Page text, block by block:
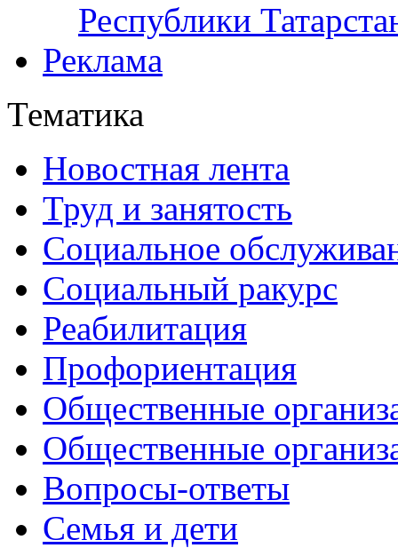
Республики
Реклама
Тематика
Новостная лента
Труд и занятость
Социальное
Социальный ракурс
Реабилитация
Профориентация
Общественные
Общественные
Вопросы-ответы
Семья и дети